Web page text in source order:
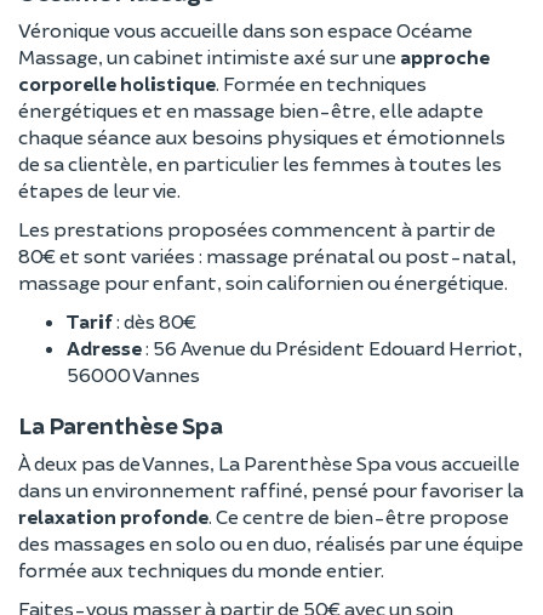
Véronique vous accueille dans son espace Océame
Massage, un cabinet intimiste axé sur une approche
corporelle holistique . Formée en techniques
énergétiques et en massage bien-être, elle adapte
chaque séance aux besoins physiques et émotionnels
de sa clientèle, en particulier les femmes à toutes les
étapes de leur vie.
Les prestations proposées commencent à partir de
80€ et sont variées : massage prénatal ou post-natal,
massage pour enfant, soin californien ou énergétique.
Tarif: dès 80€
Adresse: 56 Avenue du Président Edouard Herriot,
56000 Vannes
La Parenthèse Spa
À deux pas de Vannes, La Parenthèse Spa vous accueille
dans un environnement raffiné, pensé pour favoriser la
relaxation profonde . Ce centre de bien-être propose
des massages en solo ou en duo, réalisés par une équipe
formée aux techniques du monde entier.
Faites-vous masser à partir de 50€ avec un soin